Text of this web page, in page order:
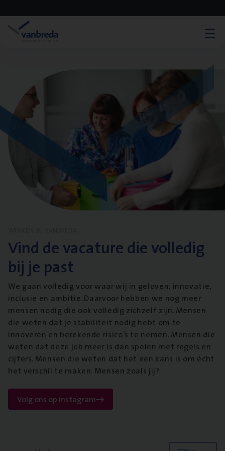
Vind de vacature die volledig
bij je past
We gaan volledig voor waar wij in geloven: innovatie,
inclusie en ambitie. Daarvoor hebben we nog meer
mensen nodig die ook volledig zichzelf zijn. Mensen
die weten dat je stabiliteit nodig hebt om te
innoveren en berekende risico’s te nemen. Mensen die
weten dat deze job meer is dan spelen met regels en
cijfers. Mensen die weten dat het een kans is om écht
het verschil te maken. Mensen zoals jij?
Volg ons op instagram